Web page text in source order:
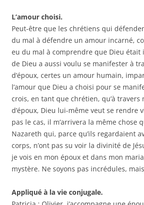
L’amour choisi.
Peut-être que les chrétiens qui
du mal à défendre un amour incarné,
eu du mal à comprendre que Dieu était
de Dieu a aussi voulu se manifester à
d’époux, certes un amour humain,
l’amour que Dieu a choisi pour se
crois, en tant que chrétien, qu’à travers
d’époux, Dieu lui-même veut se rendre
pas le cas, il m’arrivera la même chose
Nazareth qui, parce qu’ils regardaient
corps, n’ont pas su voir la divinité de
je vois en mon époux et dans mon
mystère. Ne soyons pas incrédules,
Appliqué à la vie conjugale.